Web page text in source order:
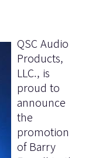
QSC Audio
Products,
LLC., is
proud to
announce
the
promotion
of Barry